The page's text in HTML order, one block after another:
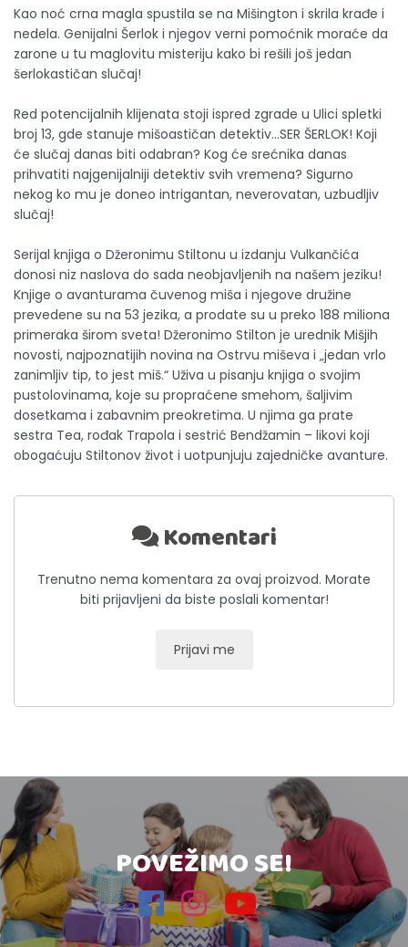
Kao noć crna magla spustila se na Mišington i skrila krađe i
nedela. Genijalni Šerlok i njegov verni pomoćnik moraće da
zarone u tu maglovitu misteriju kako bi rešili još jedan
šerlokastičan slučaj!
Red potencijalnih klijenata stoji ispred zgrade u Ulici spletki
broj 13, gde stanuje mišoastičan detektiv…SER ŠERLOK! Koji
će slučaj danas biti odabran? Kog će srećnika danas
prihvatiti najgenijalniji detektiv svih vremena? Sigurno
nekog ko mu je doneo intrigantan, neverovatan, uzbudljiv
slučaj!
Serijal knjiga o Džeronimu Stiltonu u izdanju Vulkančića
donosi niz naslova do sada neobjavljenih na našem jeziku!
Knjige o avanturama čuvenog miša i njegove družine
prevedene su na 53 jezika, a prodate su u preko 188 miliona
primeraka širom sveta! Džeronimo Stilton je urednik Mišjih
novosti, najpoznatijih novina na Ostrvu miševa i „jedan vrlo
zanimljiv tip, to jest miš.“ Uživa u pisanju knjiga o svojim
pustolovinama, koje su propraćene smehom, šaljivim
dosetkama i zabavnim preokretima. U njima ga prate
sestra Tea, rođak Trapola i sestrić Bendžamin – likovi koji
obogaćuju Stiltonov život i uotpunjuju zajedničke avanture.
Komentari
Trenutno nema komentara za ovaj proizvod. Morate
biti prijavljeni da biste poslali komentar!
Prijavi me
POVEŽIMO SE!